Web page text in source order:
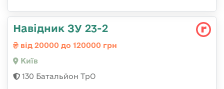
Навідник ЗУ 23-2
від 20000 до 120000 грн
Київ
130 Батальйон ТрО